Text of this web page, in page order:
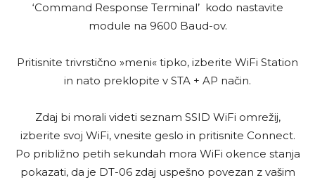
‘Command Response Terminal’ kodo nastavite
module na 9600 Baud-ov.
Pritisnite trivrstično »meni« tipko, izberite WiFi Station
in nato preklopite v STA + AP način.
Zdaj bi morali videti seznam SSID WiFi omrežij,
izberite svoj WiFi, vnesite geslo in pritisnite Connect.
Po približno petih sekundah mora WiFi okence stanja
pokazati, da je DT-06 zdaj uspešno povezan z vašim